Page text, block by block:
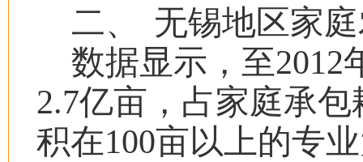
二、
无锡地区家
数据显示，至2012
2.7亿亩，占家庭承包
积在100亩以上的专